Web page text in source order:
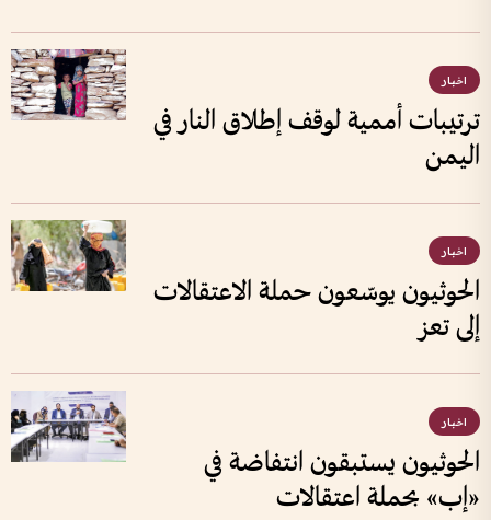
اخبار
ترتيبات أممية لوقف إطلاق النار في
اليمن
اخبار
الحوثيون يوسّعون حملة الاعتقالات
إلى تعز
اخبار
الحوثيون يستبقون انتفاضة في
«إب» بحملة اعتقالات